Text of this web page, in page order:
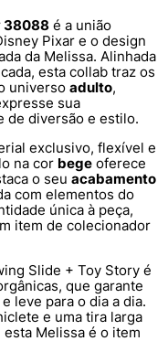
38088 é a união
Pixar e o design
da Melissa. Alinhada
esta collab traz os
universo adulto,
sua
de diversão e estilo.
exclusivo, flexível e
na cor bege oferece
o seu acabamento
com elementos do
única à peça,
item de colecionador
Slide + Toy Story é
que garante
leve para o dia a dia.
e uma tira larga
Melissa é o item